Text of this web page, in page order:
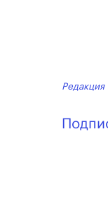
Редакция